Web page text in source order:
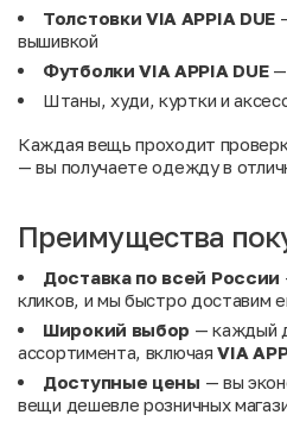
Толстовки VIA APPIA DUE
вышивкой
Футболки VIA APPIA DUE—
Штаны, худи, куртки и
Каждая вещь проходит
— вы получаете одежду в
Преимущества
Доставка по всей России
кликов, и мы быстро доставим
Широкий выбор — каждый
ассортимента, включаяVIA
Доступные цены — вы
вещи дешевле розничных